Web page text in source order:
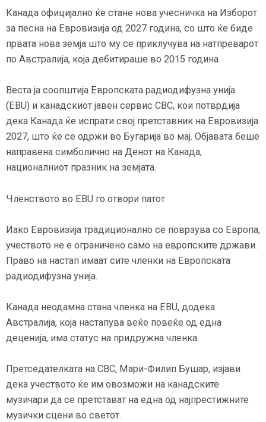
Канада официјално ќе стане нова учесничка на Изборот
за песна на Евровизија од 2027 година, со што ќе биде
првата нова земја што му се приклучува на натпреварот
по Австралија, која дебитираше во 2015 година.
Веста ја соопштија Европската радиодифузна унија
(EBU) и канадскиот јавен сервис CBC, кои потврдија
дека Канада ќе испрати свој претставник на Евровизија
2027, што ќе се одржи во Бугарија во мај. Објавата беше
направена симболично на Денот на Канада,
националниот празник на земјата.
Членството во EBU го отвори патот
Иако Евровизија традиционално се поврзува со Европа,
учеството не е ограничено само на европските држави.
Право на настап имаат сите членки на Европската
радиодифузна унија.
Канада неодамна стана членка на EBU, додека
Австралија, која настапува веќе повеќе од една
деценија, има статус на придружна членка.
Претседателката на CBC, Мари-Филип Бушар, изјави
дека учеството ќе им овозможи на канадските
музичари да се претстават на една од најпрестижните
музички сцени во светот.